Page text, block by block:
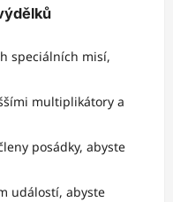
speciálních misí,
multiplikátory a
posádky, abyste
událostí, abyste